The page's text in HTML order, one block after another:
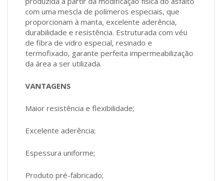
com uma mescla de polímeros especiais, que
proporcionam à manta, excelente aderência,
durabilidade e resistência. Estruturada com véu
de fibra de vidro especial, resinado e
termofixado, garante perfeita impermeabilização
da área a ser utilizada.
VANTAGENS
Maior resistência e flexibilidade;
Excelente aderência;
Espessura uniforme;
Produto pré-fabricado;